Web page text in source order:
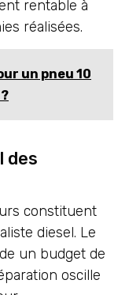
rentable à
réalisées.
un pneu 10
des
constituent
diesel. Le
un budget de
oscille